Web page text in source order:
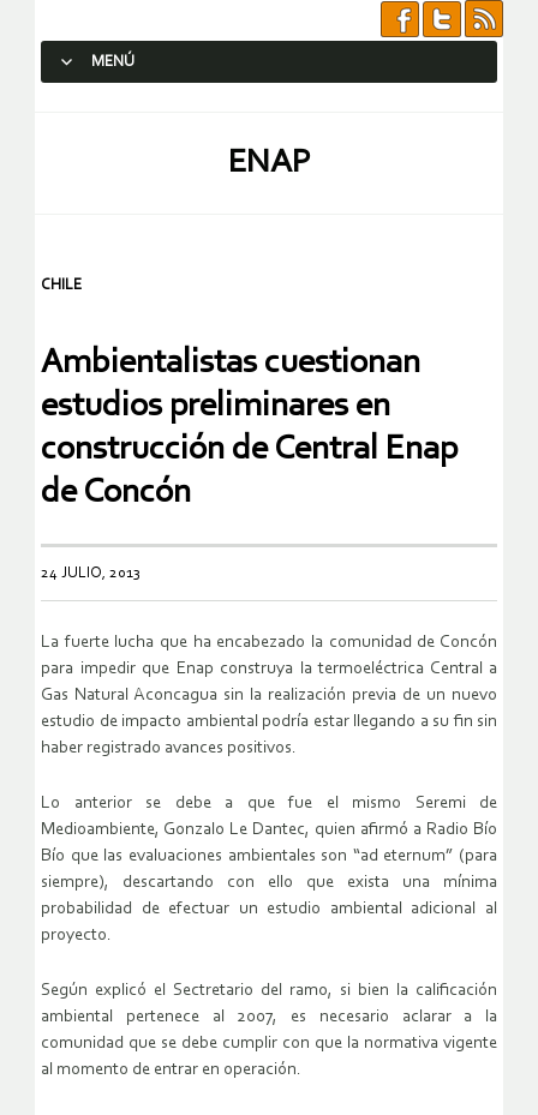
MENÚ
ENAP
CHILE
Ambientalistas cuestionan
estudios preliminares en
construcción de Central Enap
de Concón
24 JULIO, 2013
La fuerte lucha que ha encabezado la comunidad de Concón
para impedir que Enap construya la termoeléctrica Central a
Gas Natural Aconcagua sin la realización previa de un nuevo
estudio de impacto ambiental podría estar llegando a su fin sin
haber registrado avances positivos.
Lo anterior se debe a que fue el mismo Seremi de
Medioambiente, Gonzalo Le Dantec, quien afirmó a Radio Bío
Bío que las evaluaciones ambientales son “ad eternum” (para
siempre), descartando con ello que exista una mínima
probabilidad de efectuar un estudio ambiental adicional al
proyecto.
Según explicó el Sectretario del ramo, si bien la calificación
ambiental pertenece al 2007, es necesario aclarar a la
comunidad que se debe cumplir con que la normativa vigente
al momento de entrar en operación.